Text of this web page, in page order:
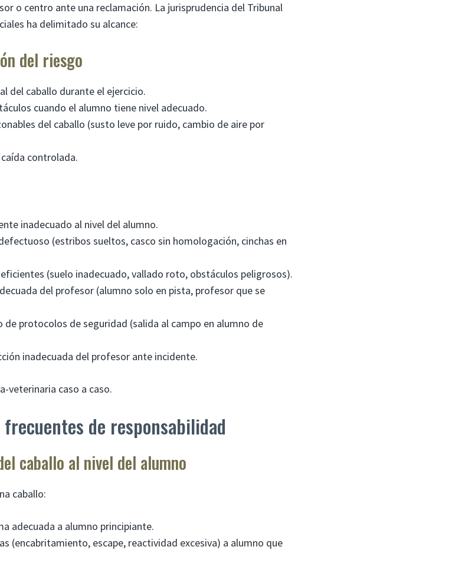
o centro ante una reclamación. La jurisprudencia del Tribunal
ha delimitado su alcance:
del riesgo
del caballo durante el ejercicio.
cuando el alumno tiene nivel adecuado.
del caballo (susto leve por ruido, cambio de aire por
controlada.
inadecuado al nivel del alumno.
(estribos sueltos, casco sin homologación, cinchas en
(suelo inadecuado, vallado roto, obstáculos peligrosos).
del profesor (alumno solo en pista, profesor que se
de protocolos de seguridad (salida al campo en alumno de
inadecuada del profesor ante incidente.
veterinaria caso a caso.
de responsabilidad
caballo al nivel del alumno
caballo:
adecuada a alumno principiante.
(encabritamiento, escape, reactividad excesiva) a alumno que